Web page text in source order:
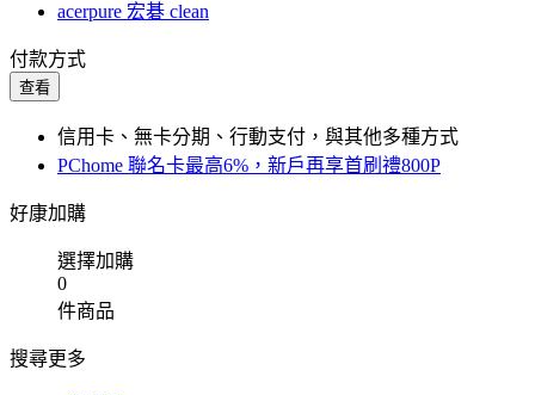
acerpure 宏碁 clean
付款方式
查看
信用卡、無卡分期、行動支付，與其他多種方式
PChome 聯名卡最高6%，新戶再享首刷禮800P
好康加購
選擇加購
0
件商品
搜尋更多